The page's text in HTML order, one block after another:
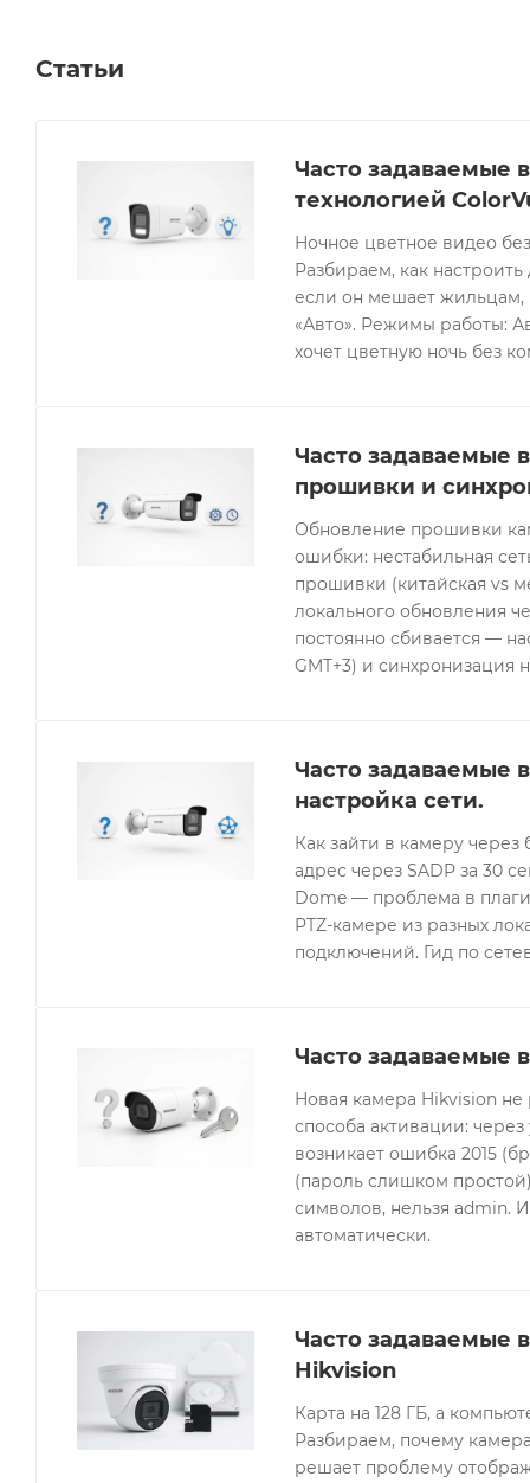
Статьи
Часто задаваемые
технологией
Ночное цветное видео
Разбираем, как
если он мешает жильцам,
«Авто». Режимы работы:
хочет цветную ночь без
Часто задаваемые
прошивки и
Обновление прошивки
ошибки: нестабильная
прошивки (китайская vs
локального обновления
постоянно сбивается —
GMT+3) и синхронизация
Часто задаваемые
настройка сети.
Как зайти в камеру через
адрес через SADP за 30
Dome — проблема в
PTZ-камере из разных
подключений. Гид по
Часто задаваемые
Новая камера Hikvision не
способа активации:
возникает ошибка 2015
(пароль слишком
символов, нельзя admin.
автоматически.
Часто задаваемые
Hikvision
Карта на 128 ГБ, а
Разбираем, почему
решает проблему